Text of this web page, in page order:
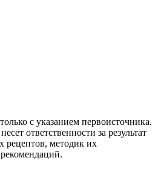
с указанием первоисточника.
ответственности за результат
рецептов, методик их